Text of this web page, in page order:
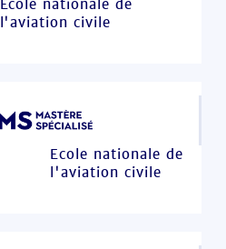
Ecole nationale de
l'aviation civile
Ecole nationale de
l'aviation civile